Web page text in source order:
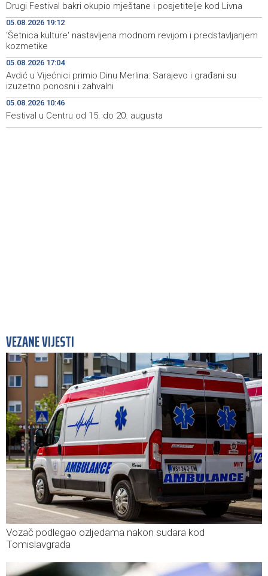
19:27
Grad Novi Travnik prvi put izravno dobio sredstva
Europske unije
19:16
Soreca says SEPA application marks important
milestone on BiH's EU path
19:05
Minister Helez and NATO HQ Sarajevo commander visit
BiH defense industry companies
19:01
Učenici u Danskoj usmeno će braniti radove radi
sprečavanja zloupotrebe AI-ja
Drugi Festival bakri okupio mještane i posjetitelje kod Livna
05.08.2026 19:12
'Šetnica kulture' nastavljena modnom revijom i predstavljanjem
kozmetike
05.08.2026 17:04
Avdić u Vijećnici primio Dinu Merlina: Sarajevo i građani su
izuzetno ponosni i zahvalni
05.08.2026 10:46
Festival u Centru od 15. do 20. augusta
VEZANE VIJESTI
Vozač podlegao ozljedama nakon sudara kod
Tomislavgrada